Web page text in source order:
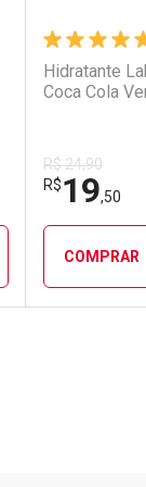
Hidratante
Coca Cola
R$ 24,90
R$19,50
COMPRAR